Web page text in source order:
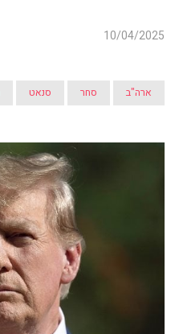
10/04/2025
ארה"ב סחר סנאט